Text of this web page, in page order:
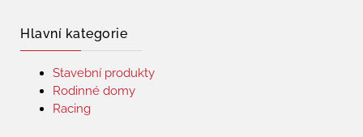
Hlavní kategorie
Stavební produkty
Rodinné domy
Racing